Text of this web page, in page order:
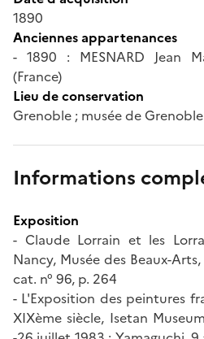
1890
Anciennes appartenances
- 1890 : MESNARD Jean
(France)
Lieu de conservation
Grenoble ; musée de Grenoble
Informations
Exposition
- Claude Lorrain et les
Nancy, Musée des Beaux-
cat. n° 96, p. 264
- L'Exposition des peintures
XIXème siècle, Isetan